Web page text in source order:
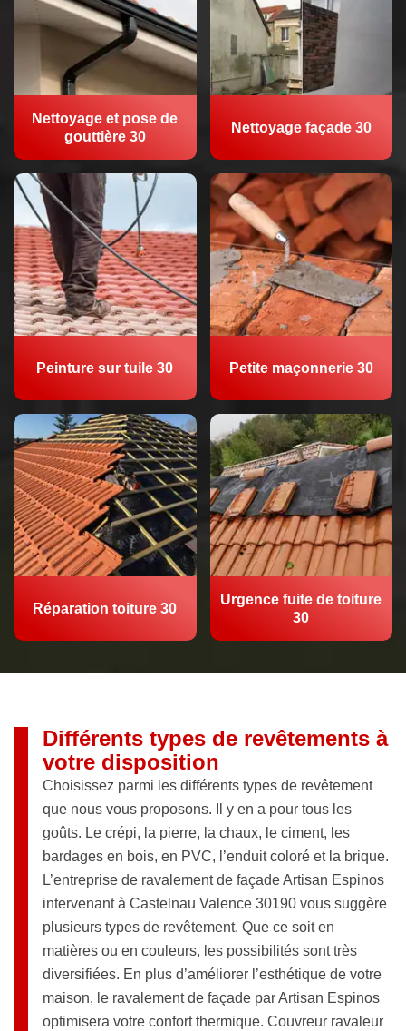
Nettoyage et pose de
gouttière 30
Nettoyage façade 30
Peinture sur tuile 30 Petite maçonnerie 30
Réparation toiture 30
Urgence fuite de toiture
30
Différents types de revêtements à
votre disposition
Choisissez parmi les différents types de revêtement
que nous vous proposons. Il y en a pour tous les
goûts. Le crépi, la pierre, la chaux, le ciment, les
bardages en bois, en PVC, l’enduit coloré et la brique.
L’entreprise de ravalement de façade Artisan Espinos
intervenant à Castelnau Valence 30190 vous suggère
plusieurs types de revêtement. Que ce soit en
matières ou en couleurs, les possibilités sont très
diversifiées. En plus d’améliorer l’esthétique de votre
maison, le ravalement de façade par Artisan Espinos
optimisera votre confort thermique. Couvreur ravaleur